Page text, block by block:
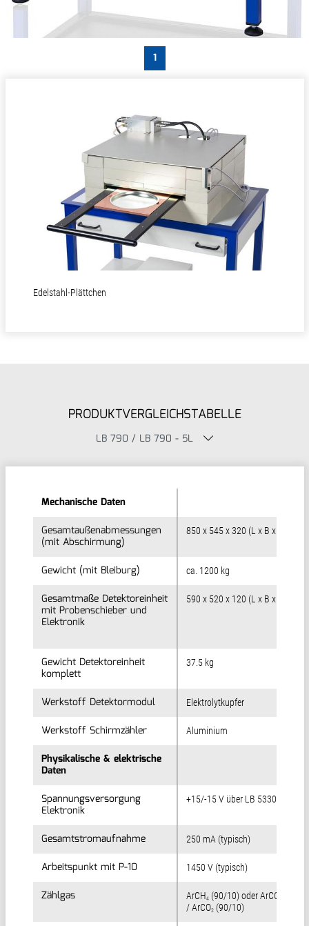
1
Edelstahl-Plättchen
PRODUKTVERGLEICHSTABELLE
LB 790 / LB 790 - 5L
Mechanische Daten
Gesamtaußenabmessungen
(mit Abschirmung)
Gewicht (mit Bleiburg)
Gesamtmaße Detektoreinheit
mit Probenschieber und
Elektronik
Gewicht Detektoreinheit
komplett
Werkstoff Detektormodul
Werkstoff Schirmzähler
Physikalische & elektrische
Daten
Spannungsversorgung
Elektronik
Gesamtstromaufnahme
Arbeitspunkt mit P-10
Zählgas
Mechanische Daten
Gesamtaußenabmessungen
(mit Abschirmung)
850 x 545 x 320 (L x B x H in
Gewicht (mit Bleiburg) ca. 1200 kg
Gesamtmaße Detektoreinheit
mit Probenschieber und
Elektronik
590 x 520 x 120 (L x B x H in
Gewicht Detektoreinheit
komplett
37.5 kg
Werkstoff Detektormodul Elektrolytkupfer
Werkstoff Schirmzähler Aluminium
Physikalische & elektrische
Daten
Spannungsversorgung
Elektronik
+15/-15 V über LB 5330
Gesamtstromaufnahme 250 mA (typisch)
Arbeitspunkt mit P-10 1450 V (typisch)
Zählgas ArCH4 (90/10) oder ArCO
/ ArCO2(90/10)